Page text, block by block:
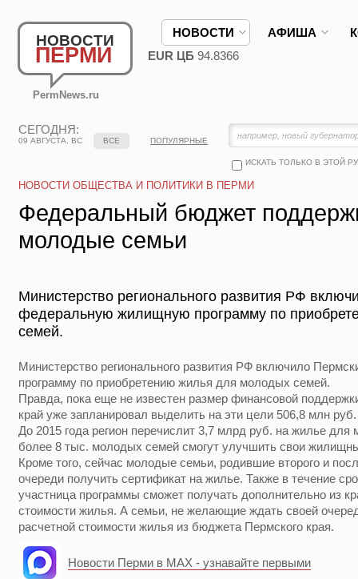
НОВОСТИ
ПЕРМИ
PermNews.ru
НОВОСТИ АФИША
EUR ЦБ 94.8366
СЕГОДНЯ:
09 АВГУСТА, ВС
ИСКАТЬ ТОЛЬКО В ЭТОЙ
ВСЕ ПОПУЛЯРНЫЕ
НОВОСТИ ОБЩЕСТВА И ПОЛИТИКИ В ПЕРМИ
Федеральный бюджет
молодые семьи
Министерство регионального развития РФ
федеральную жилищную программу по
семей.
Министерство регионального развития РФ включило
программу по приобретению жилья для молодых семей.
Правда, пока еще не известен размер финансовой
край уже запланировал выделить на эти цели 506,8 млн руб.
До 2015 года регион перечислит 3,7 млрд руб. на жилье
более 8 тыс. молодых семей смогут улучшить свои
Кроме того, сейчас молодые семьи, родившие второго и
очереди получить сертификат на жилье. Также в течение
участница программы сможет получать дополнительно из
стоимости жилья. А семьи, не желающие ждать своей
расчетной стоимости жилья из бюджета Пермского края.
Новости Перми в MAX - узнавайте первыми